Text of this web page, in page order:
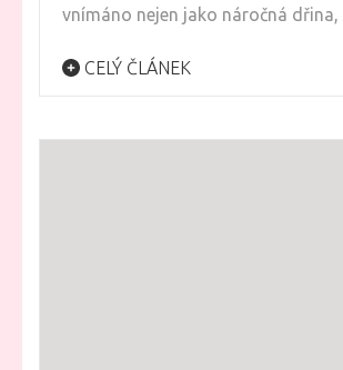
vnímáno nejen jako náročná
CELÝ ČLÁNEK